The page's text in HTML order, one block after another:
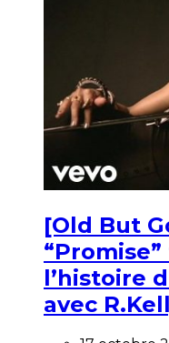
[Old But
l’histoire
avec